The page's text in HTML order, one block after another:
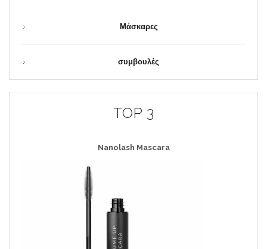
Μάσκαρες
συμβουλές
TOP 3
Nanolash Mascara